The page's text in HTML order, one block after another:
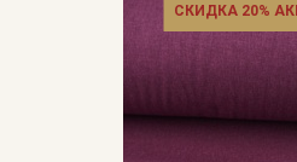
СКИДКА 20%